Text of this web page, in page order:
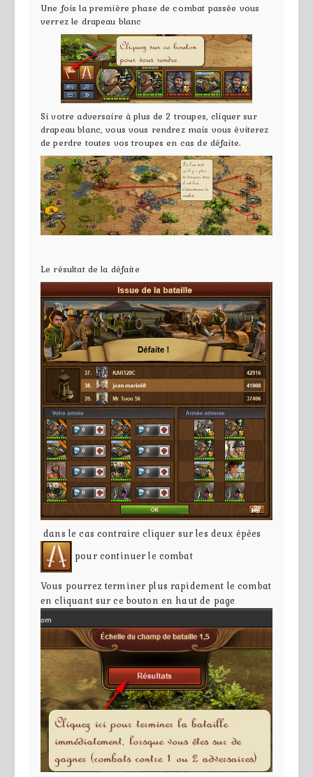
Une fois la première phase de combat passée vous
verrez le drapeau blanc
Si votre adversaire à plus de 2 troupes, cliquer sur
drapeau blanc, vous vous rendrez mais vous éviterez
de perdre toutes vos troupes en cas de défaite.
Le résultat de la défaite
dans le cas contraire cliquer sur les deux épées
pour continuer le combat
Vous pourrez terminer plus rapidement le combat
en cliquant sur ce bouton en haut de page